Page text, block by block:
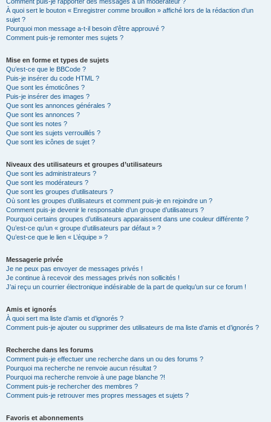
À quoi sert le bouton « Enregistrer comme brouillon » affiché lors de la rédaction d’un
sujet ?
Pourquoi mon message a-t-il besoin d’être approuvé ?
Comment puis-je remonter mes sujets ?
Mise en forme et types de sujets
Qu’est-ce que le BBCode ?
Puis-je insérer du code HTML ?
Que sont les émoticônes ?
Puis-je insérer des images ?
Que sont les annonces générales ?
Que sont les annonces ?
Que sont les notes ?
Que sont les sujets verrouillés ?
Que sont les icônes de sujet ?
Niveaux des utilisateurs et groupes d’utilisateurs
Que sont les administrateurs ?
Que sont les modérateurs ?
Que sont les groupes d’utilisateurs ?
Où sont les groupes d’utilisateurs et comment puis-je en rejoindre un ?
Comment puis-je devenir le responsable d’un groupe d’utilisateurs ?
Pourquoi certains groupes d’utilisateurs apparaissent dans une couleur différente ?
Qu’est-ce qu’un « groupe d’utilisateurs par défaut » ?
Qu’est-ce que le lien « L’équipe » ?
Messagerie privée
Je ne peux pas envoyer de messages privés !
Je continue à recevoir des messages privés non sollicités !
J’ai reçu un courrier électronique indésirable de la part de quelqu’un sur ce forum !
Amis et ignorés
À quoi sert ma liste d’amis et d’ignorés ?
Comment puis-je ajouter ou supprimer des utilisateurs de ma liste d’amis et d’ignorés ?
Recherche dans les forums
Comment puis-je effectuer une recherche dans un ou des forums ?
Pourquoi ma recherche ne renvoie aucun résultat ?
Pourquoi ma recherche renvoie à une page blanche ?!
Comment puis-je rechercher des membres ?
Comment puis-je retrouver mes propres messages et sujets ?
Favoris et abonnements